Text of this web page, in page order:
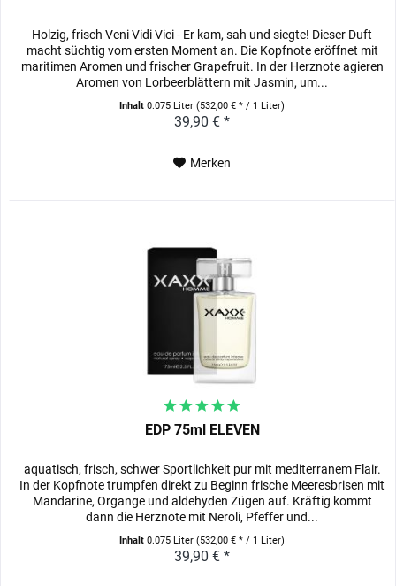
Holzig, frisch Veni Vidi Vici - Er kam, sah und siegte! Dieser Duft
macht süchtig vom ersten Moment an. Die Kopfnote eröffnet mit
maritimen Aromen und frischer Grapefruit. In der Herznote agieren
Aromen von Lorbeerblättern mit Jasmin, um...
Inhalt0.075 Liter(532,00 € * / 1 Liter)
39,90 € *
Merken
EDP 75ml ELEVEN
aquatisch, frisch, schwer Sportlichkeit pur mit mediterranem Flair.
In der Kopfnote trumpfen direkt zu Beginn frische Meeresbrisen mit
Mandarine, Organge und aldehyden Zügen auf. Kräftig kommt
dann die Herznote mit Neroli, Pfeffer und...
Inhalt0.075 Liter(532,00 € * / 1 Liter)
39,90 € *